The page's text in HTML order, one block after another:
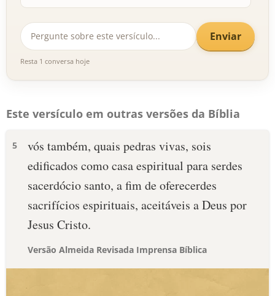
Enviar
Resta 1 conversa hoje
Este versículo em outras versões da Bíblia
5
vós também, quais pedras vivas, sois
edificados como casa espiritual para serdes
sacerdócio santo, a fim de oferecerdes
sacrifícios espirituais, aceitáveis a Deus por
Jesus Cristo.
Versão Almeida Revisada Imprensa Bíblica